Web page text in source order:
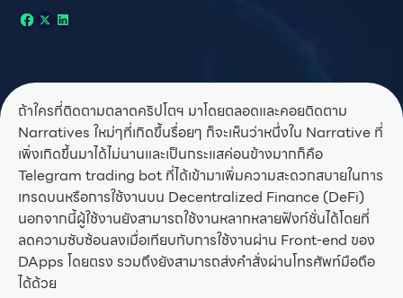
ถ้าใครที่ติดตามตลาดคริปโตฯ มาโดยตลอดและคอยติดตาม
Narratives ใหม่ๆที่เกิดขึ้นรื่อยๆ ก็จะเห็นว่าหนึ่งใน Narrative ที่
เพิ่งเกิดขึ้นมาได้ไม่นานและเป็นกระแสค่อนข้างมากก็คือ
Telegram trading bot ที่ได้เข้ามาเพิ่มความสะดวกสบายในการ
เทรดบนหรือการใช้งานบน Decentralized Finance (DeFi)
นอกจากนี้ผู้ใช้งานยังสามารถใช้งานหลากหลายฟังก์ชั่นได้โดยที่
ลดความซับซ้อนลงเมื่อเทียบกับการใช้งานผ่าน Front-end ของ
DApps โดยตรง รวมถึงยังสามารถส่งคำสั่งผ่านโทรศัพท์มือถือ
ได้ด้วย